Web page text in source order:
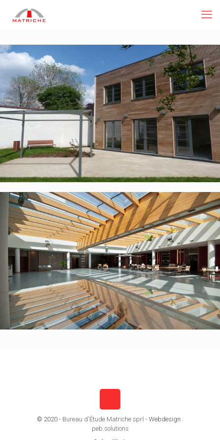
9735 – L’Équipe
08458 – CPAS Bruxelles – Neder-Over-Heembeek
© 2020 - Bureau d'Étude Matriche sprl - Webdesign :
peb.solutions